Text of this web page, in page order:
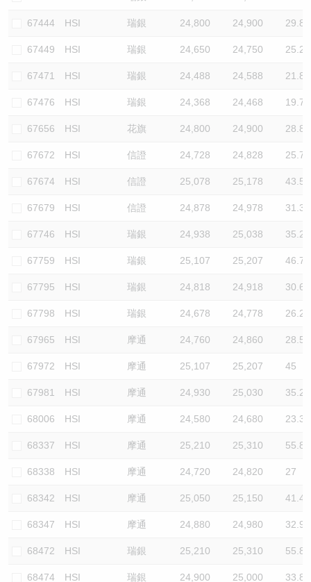
67444 HSI 瑞銀 24,800 24,900 29.8
67449 HSI 瑞銀 24,650 24,750 25.2
67471 HSI 瑞銀 24,488 24,588 21.8
67476 HSI 瑞銀 24,368 24,468 19.7
67656 HSI 花旗 24,800 24,900 28.8
67672 HSI 信證 24,728 24,828 25.7
67674 HSI 信證 25,078 25,178 43.5
67679 HSI 信證 24,878 24,978 31.3
67746 HSI 瑞銀 24,938 25,038 35.2
67759 HSI 瑞銀 25,107 25,207 46.7
67795 HSI 瑞銀 24,818 24,918 30.6
67798 HSI 瑞銀 24,678 24,778 26.2
67965 HSI 摩通 24,760 24,860 28.5
67972 HSI 摩通 25,107 25,207 45
67981 HSI 摩通 24,930 25,030 35.2
68006 HSI 摩通 24,580 24,680 23.3
68337 HSI 摩通 25,210 25,310 55.8
68338 HSI 摩通 24,720 24,820 27
68342 HSI 摩通 25,050 25,150 41.4
68347 HSI 摩通 24,880 24,980 32.9
68472 HSI 瑞銀 25,210 25,310 55.8
68474 HSI 瑞銀 24,900 25,000 33.8